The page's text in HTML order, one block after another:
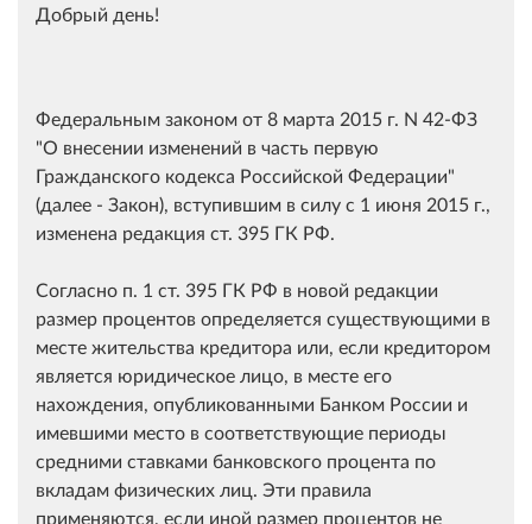
Добрый день!
Федеральным законом от 8 марта 2015 г. N 42-ФЗ
"О внесении изменений в часть первую
Гражданского кодекса Российской Федерации"
(далее - Закон), вступившим в силу с 1 июня 2015 г.,
изменена редакция ст. 395 ГК РФ.
Согласно п. 1 ст. 395 ГК РФ в новой редакции
размер процентов определяется существующими в
месте жительства кредитора или, если кредитором
является юридическое лицо, в месте его
нахождения, опубликованными Банком России и
имевшими место в соответствующие периоды
средними ставками банковского процента по
вкладам физических лиц. Эти правила
применяются, если иной размер процентов не